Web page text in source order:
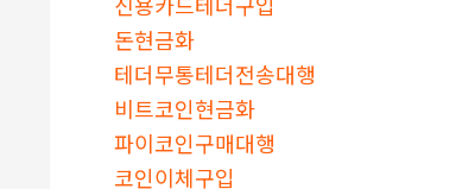
돈현금화
테더무통테더전송대행
비트코인현금화
파이코인구매대행
코인이체구입